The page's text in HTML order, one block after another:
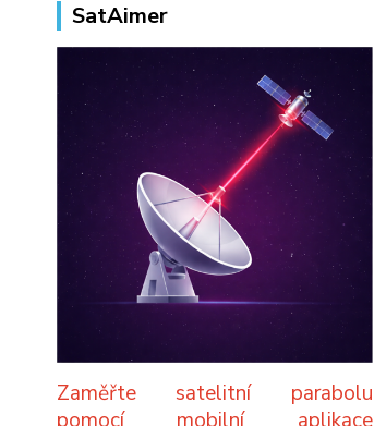
SatAimer
Zaměřte satelitní parabolu